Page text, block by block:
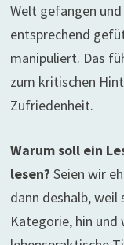
Welt gefangen
entsprechend
manipuliert. Das
zum kritischen
Zufriedenheit.
Warum soll ein
lesen? Seien wir
dann deshalb, weil
Kategorie, hin